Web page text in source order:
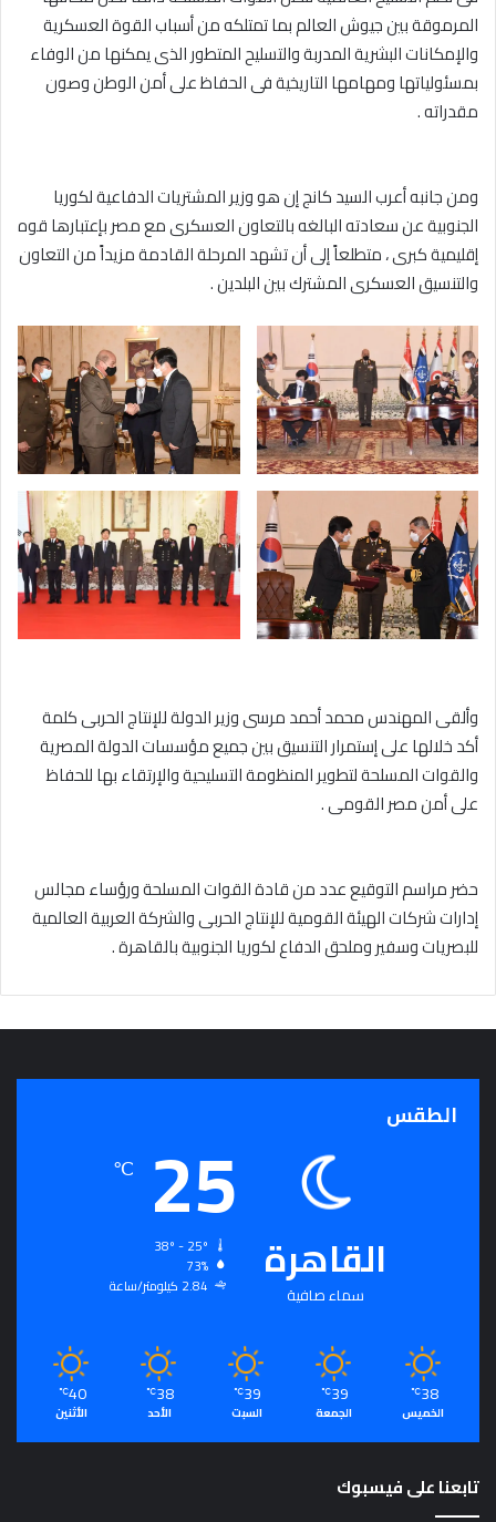
المرموقة بين جيوش العالم بما تمتلكه من أسباب القوة العسكرية
والإمكانات البشرية المدربة والتسليح المتطور الذى يمكنها من الوفاء
بمسئولياتها ومهامها التاريخية فى الحفاظ على أمن الوطن وصون
مقدراته .
ومن جانبه أعرب السيد كانج إن هو وزير المشتريات الدفاعية لكوريا
الجنوبية عن سعادته البالغه بالتعاون العسكرى مع مصر بإعتبارها قوه
إقليمية كبرى ، متطلعاً إلى أن تشهد المرحلة القادمة مزيداً من التعاون
والتنسيق العسكرى المشترك بين البلدين .
وألقى المهندس محمد أحمد مرسى وزير الدولة للإنتاج الحربى كلمة
أكد خلالها على إستمرار التنسيق بين جميع مؤسسات الدولة المصرية
والقوات المسلحة لتطوير المنظومة التسليحية والإرتقاء بها للحفاظ
على أمن مصر القومى .
حضر مراسم التوقيع عدد من قادة القوات المسلحة ورؤساء مجالس
إدارات شركات الهيئة القومية للإنتاج الحربى والشركة العربية العالمية
للبصريات وسفير وملحق الدفاع لكوريا الجنوبية بالقاهرة .
الطقس
القاهرة
سماء صافية
25
℃
73%
2.84 كيلومتر/ساعة
38
℃
الخميس
39
℃
الجمعة
39
℃
السبت
38
℃
الأحد
40
℃
الأثنين
تابعنا على فيسبوك